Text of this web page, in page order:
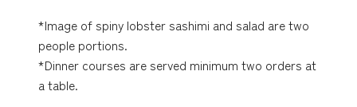
*Image of spiny lobster sashimi and salad are two
people portions.
*Dinner courses are served minimum two orders at
a table.